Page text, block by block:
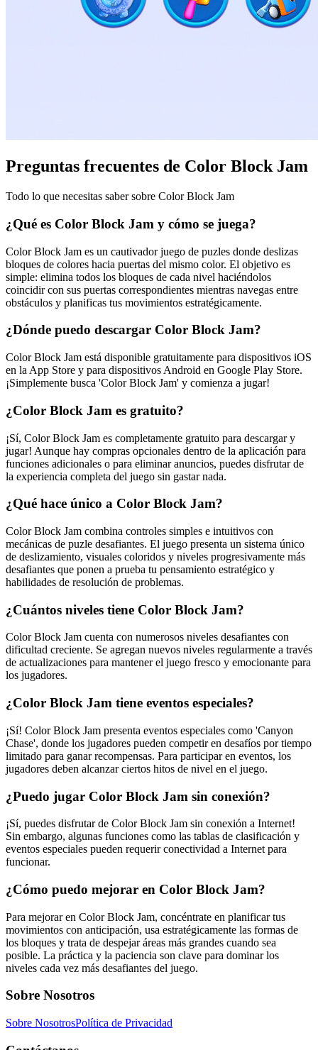
Preguntas frecuentes de Color Block Jam
Todo lo que necesitas saber sobre Color Block Jam
¿Qué es Color Block Jam y cómo se juega?
Color Block Jam es un cautivador juego de puzles donde deslizas
bloques de colores hacia puertas del mismo color. El objetivo es
simple: elimina todos los bloques de cada nivel haciéndolos
coincidir con sus puertas correspondientes mientras navegas entre
obstáculos y planificas tus movimientos estratégicamente.
¿Dónde puedo descargar Color Block Jam?
Color Block Jam está disponible gratuitamente para dispositivos iOS
en la App Store y para dispositivos Android en Google Play Store.
¡Simplemente busca 'Color Block Jam' y comienza a jugar!
¿Color Block Jam es gratuito?
¡Sí, Color Block Jam es completamente gratuito para descargar y
jugar! Aunque hay compras opcionales dentro de la aplicación para
funciones adicionales o para eliminar anuncios, puedes disfrutar de
la experiencia completa del juego sin gastar nada.
¿Qué hace único a Color Block Jam?
Color Block Jam combina controles simples e intuitivos con
mecánicas de puzle desafiantes. El juego presenta un sistema único
de deslizamiento, visuales coloridos y niveles progresivamente más
desafiantes que ponen a prueba tu pensamiento estratégico y
habilidades de resolución de problemas.
¿Cuántos niveles tiene Color Block Jam?
Color Block Jam cuenta con numerosos niveles desafiantes con
dificultad creciente. Se agregan nuevos niveles regularmente a través
de actualizaciones para mantener el juego fresco y emocionante para
los jugadores.
¿Color Block Jam tiene eventos especiales?
¡Sí! Color Block Jam presenta eventos especiales como 'Canyon
Chase', donde los jugadores pueden competir en desafíos por tiempo
limitado para ganar recompensas. Para participar en eventos, los
jugadores deben alcanzar ciertos hitos de nivel en el juego.
¿Puedo jugar Color Block Jam sin conexión?
¡Sí, puedes disfrutar de Color Block Jam sin conexión a Internet!
Sin embargo, algunas funciones como las tablas de clasificación y
eventos especiales pueden requerir conectividad a Internet para
funcionar.
¿Cómo puedo mejorar en Color Block Jam?
Para mejorar en Color Block Jam, concéntrate en planificar tus
movimientos con anticipación, usa estratégicamente las formas de
los bloques y trata de despejar áreas más grandes cuando sea
posible. La práctica y la paciencia son clave para dominar los
niveles cada vez más desafiantes del juego.
Sobre Nosotros
Sobre NosotrosPolítica de Privacidad